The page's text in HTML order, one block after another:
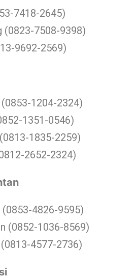
7418-2645)
(0823-7508-9398)
9692-2569)
(0853-1204-2324)
1351-0546)
1835-2259)
2652-2324)
(0853-4826-9595)
(0852-1036-8569)
4577-2736)